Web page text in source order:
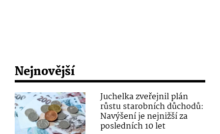
Nejnovější
Juchelka zveřejnil plán
růstu starobních důchodů:
Navýšení je nejnižší za
posledních 10 let